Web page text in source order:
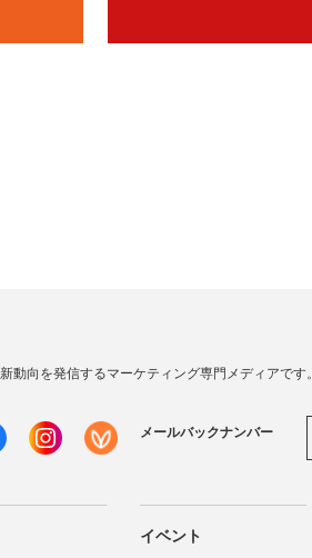
向を発信するマーケティング専門メディアです。
メールバックナンバー
イベント